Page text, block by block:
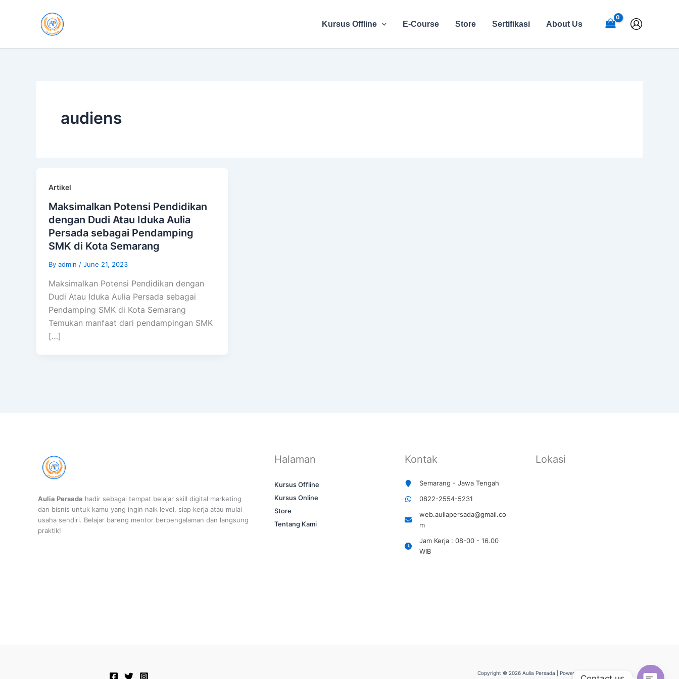
Kursus Offline E-Course Store Sertifikasi About Us
audiens
Artikel
Maksimalkan Potensi Pendidikan
dengan Dudi Atau Iduka Aulia
Persada sebagai Pendamping
SMK di Kota Semarang
By admin / June 21, 2023
Maksimalkan Potensi Pendidikan dengan
Dudi Atau Iduka Aulia Persada sebagai
Pendamping SMK di Kota Semarang
Temukan manfaat dari pendampingan SMK
[…]
Aulia Persada hadir sebagai tempat belajar skill digital marketing
dan bisnis untuk kamu yang ingin naik level, siap kerja atau mulai
usaha sendiri. Belajar bareng mentor berpengalaman dan langsung
praktik!
Halaman
Kursus Offline
Kursus Online
Store
Tentang Kami
Kontak
Semarang - Jawa Tengah
0822-2554-5231
web.auliapersada@gmail.co
m
Jam Kerja : 08-00 - 16.00
WIB
Lokasi
Copyright © 2026 Aulia Persada | Powered by Aulia Persada